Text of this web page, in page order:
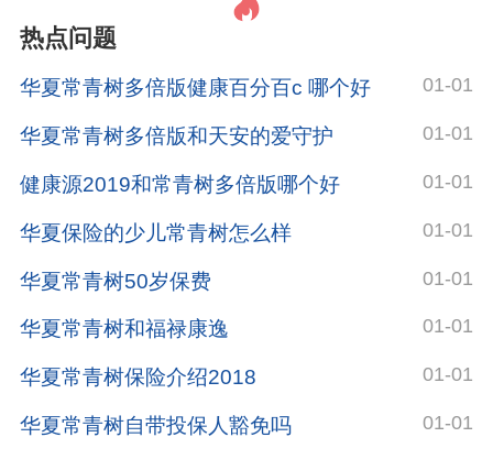
热点问题
华夏常青树多倍版健康百分百c 哪个好 01-01
华夏常青树多倍版和天安的爱守护 01-01
健康源2019和常青树多倍版哪个好 01-01
华夏保险的少儿常青树怎么样 01-01
华夏常青树50岁保费 01-01
华夏常青树和福禄康逸 01-01
华夏常青树保险介绍2018 01-01
华夏常青树自带投保人豁免吗 01-01